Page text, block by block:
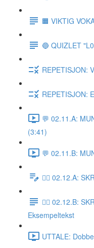
🟧 VIKTIG
🔵 QUIZLET
REPETISJON:
REPETISJON:
💬 02.11.A:
(3:41)
💬 02.11.B:
✍🏼 02.12.A:
✍🏼 02.12.B:
Eksempeltekst
UTTALE: